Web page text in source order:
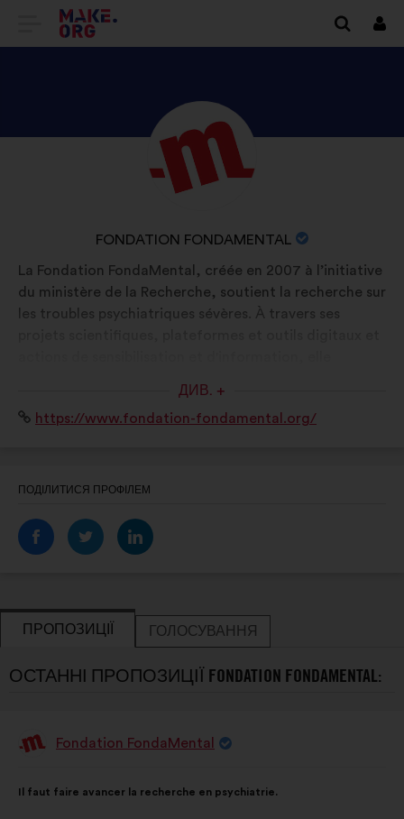
ПЕРЕЙТИ
ГОЛОВНУ
СТОРІНКУ
MAKE.ORGПЕРЕГЛЯНУТИ
ПРОФІЛЬ
FONDAMENTAL
НАЗВА
ОРГАНІЗАЦІЇ:
FONDATION FONDAMENTAL
Біографія:
La Fondation FondaMental, créée en 2007 à l’initiative
du ministère de la Recherche, soutient la recherche sur
les troubles psychiatriques sévères. À travers ses
leurs impacts et apporter soutien et espoir aux
personnes concernées et à leurs proches.
ДИВ. +
Вебсайт:
https://www.fondation-fondamental.org/
ПОДІЛИТИСЯ ПРОФІЛЕМ
ПРОПОЗИЦІЇ ГОЛОСУВАННЯ
ОСТАННІ ПРОПОЗИЦІЇ FONDATION FONDAMENTAL:
ПропозиціяFondation FondaMental
пропозиції:
Il faut faire avancer la recherche en psychiatrie.
розподілом: